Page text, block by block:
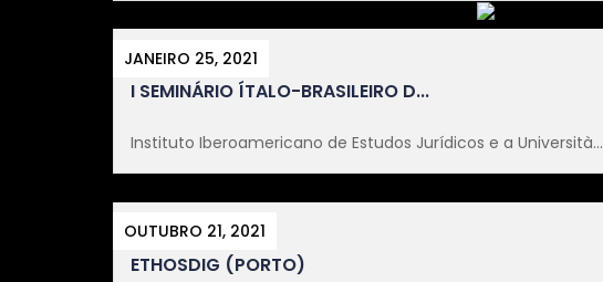
JANEIRO 25, 2021
I SEMINÁRIO ÍTALO-BRASILEIRO D...
Instituto Iberoamericano de Estudos Jurídicos e a Università...
OUTUBRO 21, 2021
ETHOSDIG (PORTO)